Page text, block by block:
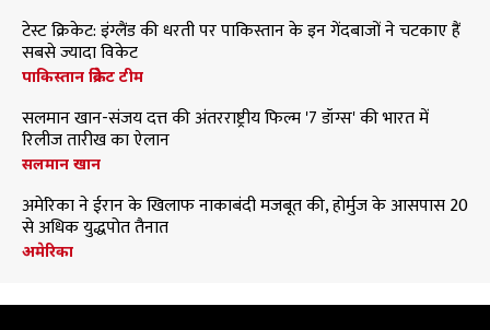
टेस्ट क्रिकेट: इंग्लैंड की धरती पर पाकिस्तान के इन गेंदबाजों ने चटकाए हैं
सबसे ज्यादा विकेट
पाकिस्तान क्रिकेट टीम
सलमान खान-संजय दत्त की अंतरराष्ट्रीय फिल्म '7 डॉग्स' की भारत में
रिलीज तारीख का ऐलान
सलमान खान
अमेरिका ने ईरान के खिलाफ नाकाबंदी मजबूत की, होर्मुज के आसपास 20
से अधिक युद्धपोत तैनात
अमेरिका